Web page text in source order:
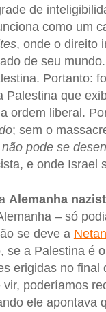
de
como um
, onde o direito
de seu
Portanto:
Palestina que
ordem liberal.
; sem o
pode se
e onde Israel
Alemanha
– só
se deve a
se a Palestina é
erigidas no final
vir, poderíamos
ele